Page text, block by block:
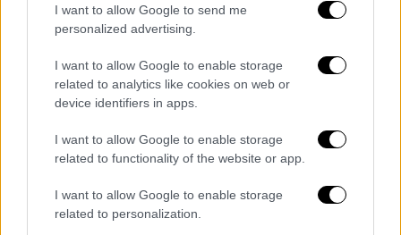
I want to allow Google to send me
personalized advertising.
I want to allow Google to enable storage
related to analytics like cookies on web or
device identifiers in apps.
I want to allow Google to enable storage
related to functionality of the website or app.
I want to allow Google to enable storage
related to personalization.
Αποκάλυψη OPEN για ΟΠΕΚΕΠΕ: Διάλογοι που «καίνε»
βουλευτές και πρώην υπουργούς
Υπάλληλος: «Πες του ,εξήγησέ του ότι έχει
Β... έχει έλλειψη από σπόρους να σου πει, τι
να του πει ο δικός μας».